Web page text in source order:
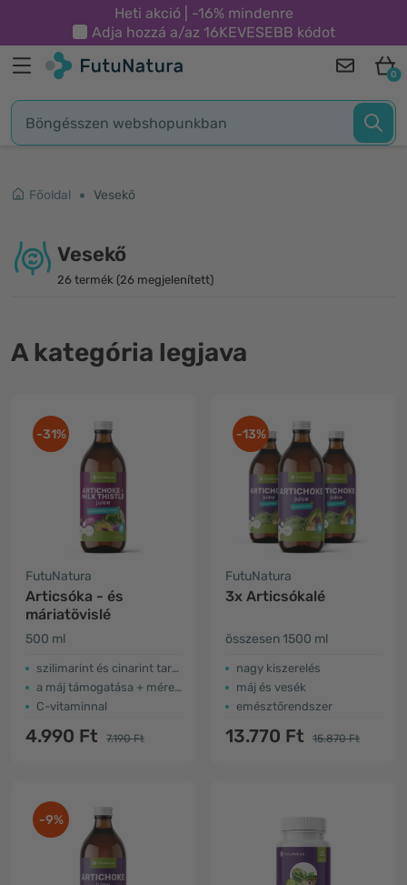
Heti akció | -16% mindenre
Adja hozzá a/az 16KEVESEBB kódot
0
Főoldal Vesekő
Vesekő
26 termék (26 megjelenített)
A kategória legjava
-31%
FutuNatura
Articsóka - és
máriatövislé
500 ml
szilimarint és cinarint tartalmaz
a máj támogatása + méregtelenítés
C-vitaminnal
4.990 Ft 7.190 Ft
-13%
FutuNatura
3x Articsókalé
összesen 1500 ml
nagy kiszerelés
máj és vesék
emésztőrendszer
13.770 Ft 15.870 Ft
-9%